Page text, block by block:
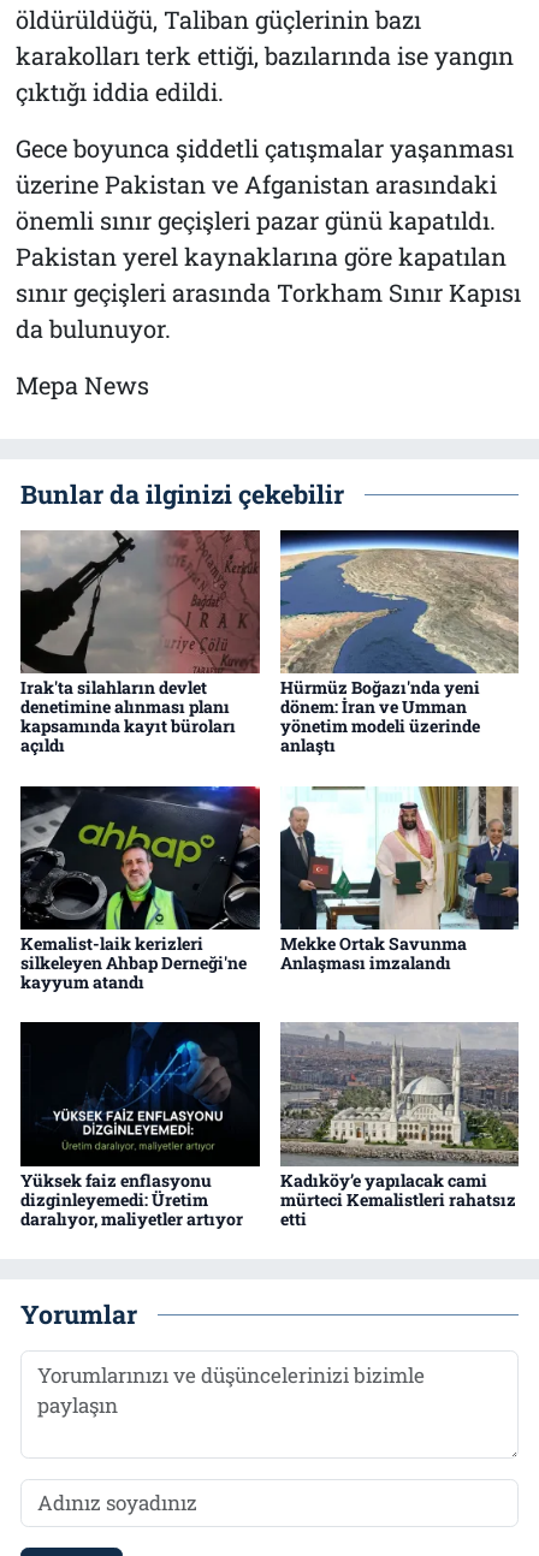
öldürüldüğü, Taliban güçlerinin bazı
karakolları terk ettiği, bazılarında ise yangın
çıktığı iddia edildi.
Gece boyunca şiddetli çatışmalar yaşanması
üzerine Pakistan ve Afganistan arasındaki
önemli sınır geçişleri pazar günü kapatıldı.
Pakistan yerel kaynaklarına göre kapatılan
sınır geçişleri arasında Torkham Sınır Kapısı
da bulunuyor.
Mepa News
Bunlar da ilginizi çekebilir
Irak'ta silahların devlet
denetimine alınması planı
kapsamında kayıt büroları
açıldı
Hürmüz Boğazı'nda yeni
dönem: İran ve Umman
yönetim modeli üzerinde
anlaştı
Kemalist-laik kerizleri
silkeleyen Ahbap Derneği'ne
kayyum atandı
Mekke Ortak Savunma
Anlaşması imzalandı
Yüksek faiz enflasyonu
dizginleyemedi: Üretim
daralıyor, maliyetler artıyor
Kadıköy’e yapılacak cami
mürteci Kemalistleri rahatsız
etti
Yorumlar